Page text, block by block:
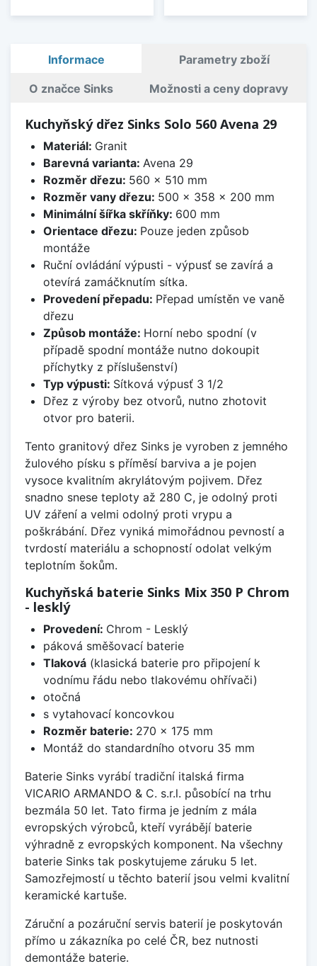
Informace Parametry zboží
O značce Sinks Možnosti a ceny dopravy
Kuchyňský dřez Sinks Solo 560 Avena 29
Materiál: Granit
Barevná varianta: Avena 29
Rozměr dřezu: 560 x 510 mm
Rozměr vany dřezu: 500 x 358 x 200 mm
Minimální šířka skříňky: 600 mm
Orientace dřezu: Pouze jeden způsob
montáže
Ruční ovládání výpusti - výpusť se zavírá a
otevírá zamáčknutím sítka.
Provedení přepadu: Přepad umístěn ve vaně
dřezu
Způsob montáže: Horní nebo spodní (v
případě spodní montáže nutno dokoupit
příchytky z příslušenství)
Typ výpusti: Sítková výpusť 3 1/2
Dřez z výroby bez otvorů, nutno zhotovit
otvor pro baterii.
Tento granitový dřez Sinks je vyroben z jemného
žulového písku s příměsí barviva a je pojen
vysoce kvalitním akrylátovým pojivem. Dřez
snadno snese teploty až 280 C, je odolný proti
UV záření a velmi odolný proti vrypu a
poškrábání. Dřez vyniká mimořádnou pevností a
tvrdostí materiálu a schopností odolat velkým
teplotním šokům.
Kuchyňská baterie Sinks Mix 350 P Chrom
- lesklý
Provedení: Chrom - Lesklý
páková směšovací baterie
Tlaková(klasická baterie pro připojení k
vodnímu řádu nebo tlakovému ohřívači)
otočná
s vytahovací koncovkou
Rozměr baterie: 270 x 175 mm
Montáž do standardního otvoru 35 mm
Baterie Sinks vyrábí tradiční italská firma
VICARIO ARMANDO & C. s.r.l. působící na trhu
bezmála 50 let. Tato firma je jedním z mála
evropských výrobců, kteří vyrábějí baterie
výhradně z evropských komponent. Na všechny
baterie Sinks tak poskytujeme záruku 5 let.
Samozřejmostí u těchto baterií jsou velmi kvalitní
keramické kartuše.
Záruční a pozáruční servis baterií je poskytován
přímo u zákazníka po celé ČR, bez nutnosti
demontáže baterie.